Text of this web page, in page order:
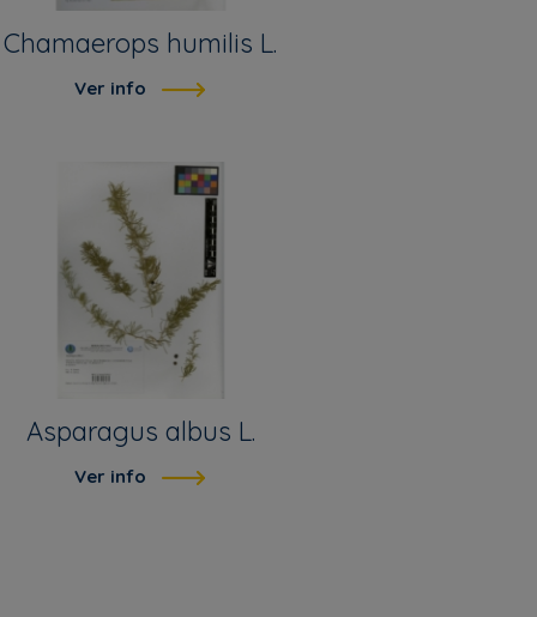
Chamaerops humilis L.
Ver info
Asparagus albus L.
Ver info